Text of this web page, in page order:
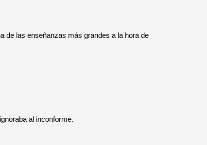
de las enseñanzas más grandes a la hora de
al inconforme.